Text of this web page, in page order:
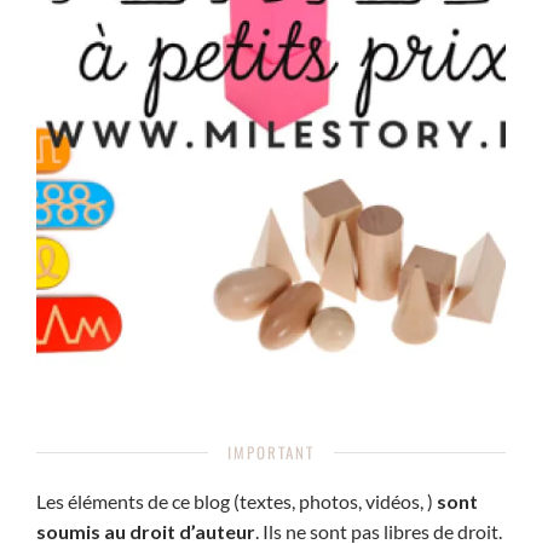
IMPORTANT
Les éléments de ce blog (textes, photos, vidéos, ) sont
soumis au droit d’auteur . Ils ne sont pas libres de droit.